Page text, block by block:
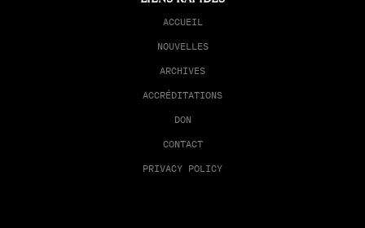
ACCUEIL
NOUVELLES
ARCHIVES
ACCRÉDITATIONS
DON
CONTACT
PRIVACY POLICY